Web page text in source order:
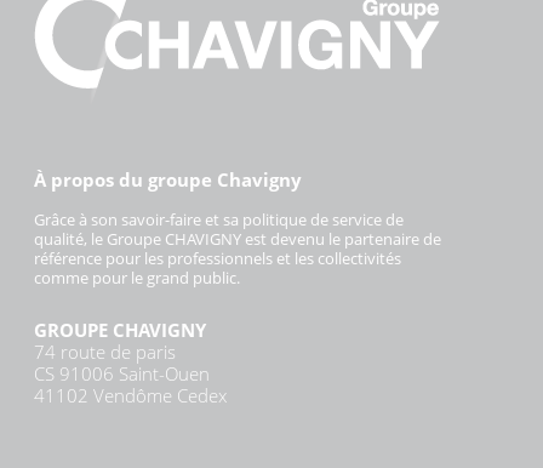
À propos du groupe Chavigny
Grâce à son savoir-faire et sa politique de service de
qualité, le Groupe CHAVIGNY est devenu le partenaire de
référence pour les professionnels et les collectivités
comme pour le grand public.
GROUPE CHAVIGNY
74 route de paris
CS 91006 Saint-Ouen
41102 Vendôme Cedex